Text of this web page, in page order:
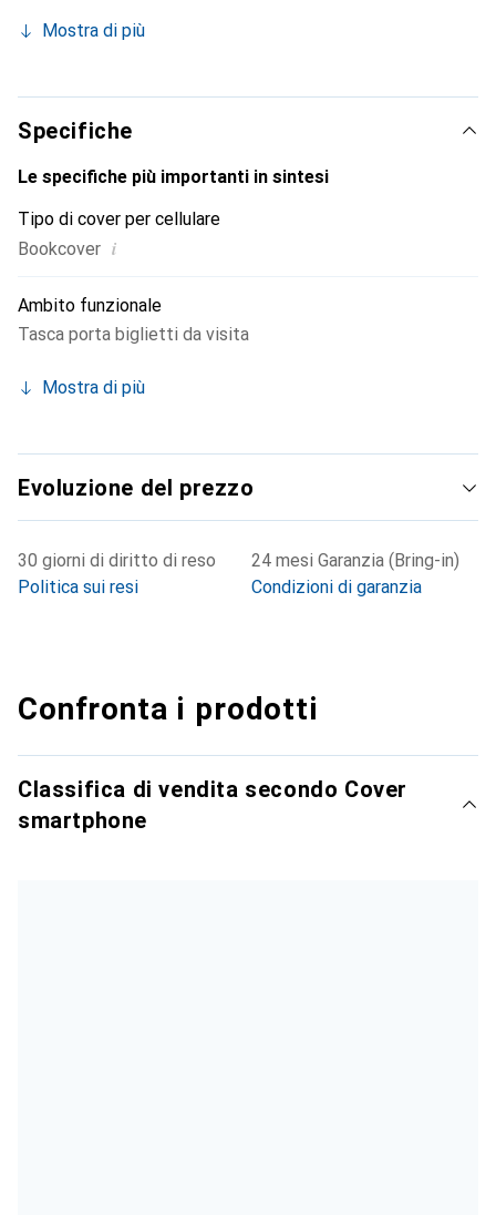
un accessorio elegante e indispensabile per il tuo
prodotti di alta qualità, il marchio Noreve è una scelta
sicura per una clientela esigente.
Mostra di più
Specifiche
Le specifiche più importanti in sintesi
Tipo di cover per cellulare
Bookcover i
Ambito funzionale
Tasca porta biglietti da visita
Mostra di più
Evoluzione del prezzo
30 giorni di diritto di reso
Politica sui resi
24 mesi Garanzia (Bring-in)
Condizioni di garanzia
Confronta i prodotti
Classifica di vendita secondo Cover
smartphone